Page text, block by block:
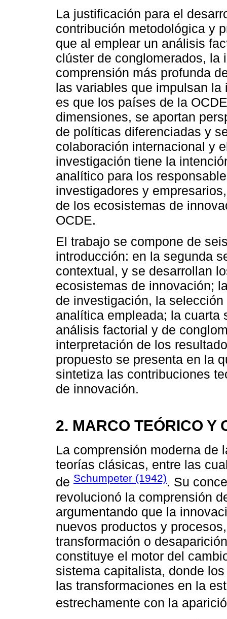
La justificación para el
contribución metodológica y
que al emplear un análisis
clúster de conglomerados, la
comprensión más profunda
las variables que impulsan
es que los países de la
dimensiones, se aportan
de políticas diferenciadas y
colaboración internacional y
investigación tiene la
analítico para los
investigadores y
de los ecosistemas de
OCDE.
El trabajo se compone de
introducción: en la segunda
contextual, y se desarrollan
ecosistemas de innovación;
de investigación, la
analítica empleada; la cuarta
análisis factorial y de
interpretación de los
propuesto se presenta en la
sintetiza las contribuciones
de innovación.
2. MARCO TEÓRICO Y
La comprensión moderna de
teorías clásicas, entre las
de Schumpeter (1942). Su
revolucionó la comprensión
argumentando que la
nuevos productos y
transformación o
constituye el motor del
sistema capitalista, donde
las transformaciones en la
estrechamente con la